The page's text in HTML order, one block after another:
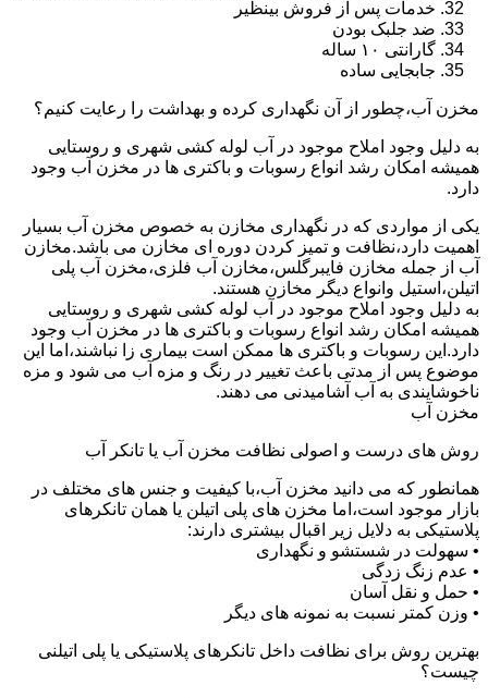
خدمات پس از فروش بینظیر
ضد جلبک بودن
گارانتی ۱۰ ساله
جابجایی ساده
مخزن آب،چطور از آن نگهداری کرده و بهداشت را رعایت کنیم؟
به دلیل وجود املاح موجود در آب لوله کشی شهری و روستایی
همیشه امکان رشد انواع رسوبات و باکتری ها در مخزن آب وجود
دارد.
یکی از مواردی که در نگهداری مخازن به خصوص مخزن آب بسیار
اهمیت دارد،نظافت و تمیز کردن دوره ای مخازن می باشد.مخازن
آب از جمله مخازن فایبرگلس،مخازن آب فلزی،مخزن آب پلی
اتیلن،استیل وانواع دیگر مخازن هستند.
به دلیل وجود املاح موجود در آب لوله کشی شهری و روستایی
همیشه امکان رشد انواع رسوبات و باکتری ها در مخزن آب وجود
دارد.این رسوبات و باکتری ها ممکن است بیماری زا نباشند،اما این
موضوع پس از مدتی باعث تغییر در رنگ و مزه آب می شود و مزه
ناخوشایندی به آب آشامیدنی می دهند.
مخزن آب
روش های درست و اصولی نظافت مخزن آب یا تانکر آب
همانطور که می دانید مخزن آب،با کیفیت و جنس های مختلف در
بازار موجود است،اما مخزن های پلی اتیلن یا همان تانکرهای
پلاستیکی به دلایل زیر اقبال بیشتری دارند:
• سهولت در شستشو و نگهداری
• عدم زنگ زدگی
• حمل و نقل آسان
• وزن کمتر نسبت به نمونه های دیگر
بهترین روش برای نظافت داخل تانکرهای پلاستیکی یا پلی اتیلنی
چیست؟